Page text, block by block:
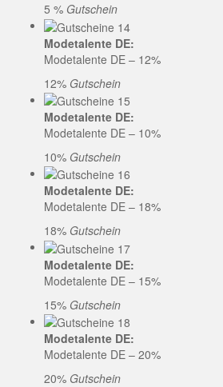
5 % Gutschein
Modetalente DE:
Modetalente DE – 12%
12% Gutschein
Modetalente DE:
Modetalente DE – 10%
10% Gutschein
Modetalente DE:
Modetalente DE – 18%
18% Gutschein
Modetalente DE:
Modetalente DE – 15%
15% Gutschein
Modetalente DE:
Modetalente DE – 20%
20% Gutschein